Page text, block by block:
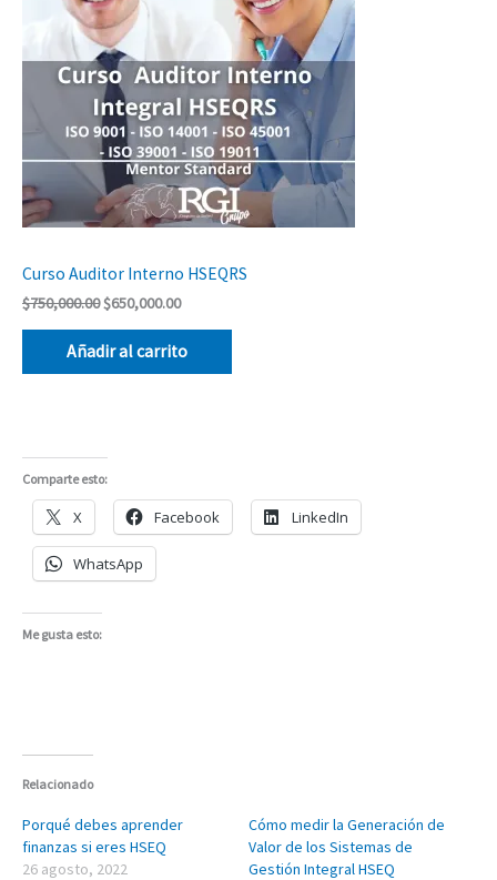
Curso Auditor Interno HSEQRS
$750,000.00$650,000.00
Añadir al carrito
Comparte esto:
X Facebook LinkedIn
WhatsApp
Me gusta esto:
Relacionado
Porqué debes aprender
finanzas si eres HSEQ
26 agosto, 2022
Cómo medir la Generación de
Valor de los Sistemas de
Gestión Integral HSEQ